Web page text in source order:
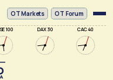
100 DAX 30 CAC 40
ΟΤ Markets OT Forum